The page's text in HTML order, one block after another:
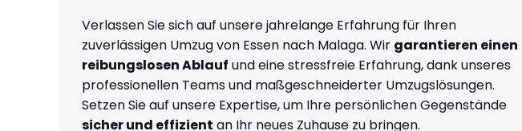
Verlassen Sie sich auf unsere jahrelange Erfahrung für Ihren
zuverlässigen Umzug von Essen nach Malaga. Wir garantieren einen
reibungslosen Ablauf und eine stressfreie Erfahrung, dank unseres
professionellen Teams und maßgeschneiderter Umzugslösungen.
Setzen Sie auf unsere Expertise, um Ihre persönlichen Gegenstände
sicher und effizient an Ihr neues Zuhause zu bringen.